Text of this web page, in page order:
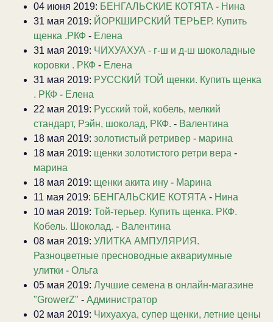
04 июня 2019: БЕНГАЛЬСКИЕ КОТЯТА - Нина
31 мая 2019: ЙОРКШИРСКИЙ ТЕРЬЕР. Купить
щенка .РКФ - Елена
31 мая 2019: ЧИХУАХУА - г-ш и д-ш шоколадные
коровки . РКФ - Елена
31 мая 2019: РУССКИЙ ТОЙ щенки. Купить щенка
. РКФ - Елена
22 мая 2019: Русский той, кобель, мелкий
стандарт, Рэйн, шоколад, РКФ. - Валентина
18 мая 2019: золотистый ретривер - марина
18 мая 2019: щенки золотистого ретри вера -
марина
18 мая 2019: щенки акита ину - Марина
11 мая 2019: БЕНГАЛЬСКИЕ КОТЯТА - Нина
10 мая 2019: Той-терьер. Купить щенка. РКФ.
Кобель. Шоколад. - Валентина
08 мая 2019: УЛИТКА АМПУЛЯРИЯ.
Разноцветные пресноводные аквариумные
улитки - Ольга
05 мая 2019: Лучшие семена в онлайн-магазине
"GrowerZ" - Администратор
02 мая 2019: Чихуахуа, супер щенки, летние цены